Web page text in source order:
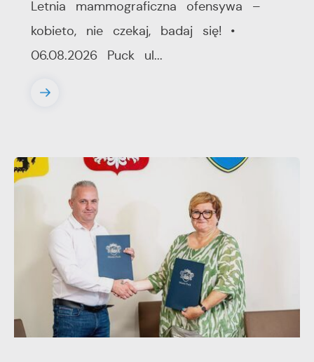
Letnia mammograficzna ofensywa –
kobieto, nie czekaj, badaj się! •
06.08.2026 Puck ul...